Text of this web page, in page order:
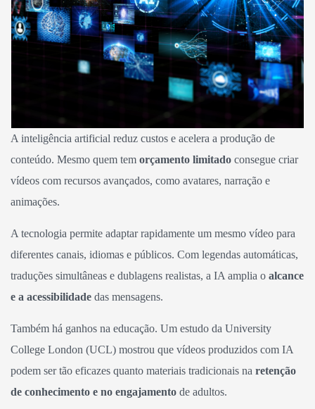
A inteligência artificial reduz custos e acelera a produção de
conteúdo. Mesmo quem tem orçamento limitado consegue criar
vídeos com recursos avançados, como avatares, narração e
animações.
A tecnologia permite adaptar rapidamente um mesmo vídeo para
diferentes canais, idiomas e públicos. Com legendas automáticas,
traduções simultâneas e dublagens realistas, a IA amplia o alcance
e a acessibilidade das mensagens.
Também há ganhos na educação. Um estudo da University
College London (UCL) mostrou que vídeos produzidos com IA
podem ser tão eficazes quanto materiais tradicionais na retenção
de conhecimento e no engajamento de adultos.